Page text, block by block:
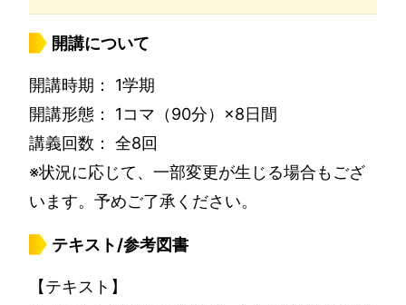
開講について
開講時期： 1学期
開講形態： 1コマ（90分）×8日間
講義回数： 全8回
※状況に応じて、一部変更が生じる場合もござ
います。予めご了承ください。
テキスト/参考図書
【テキスト】